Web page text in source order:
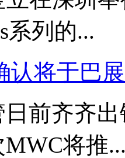
系列的...
认将于巴
前齐齐
将推